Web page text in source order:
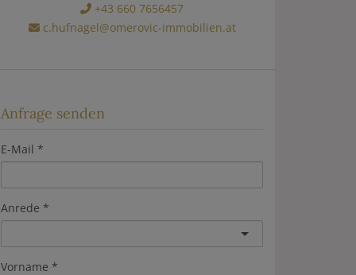
+43 660 7656457
c.hufnagel@omerovic-immobilien.at
Anfrage senden
E-Mail
Anrede
Vorname